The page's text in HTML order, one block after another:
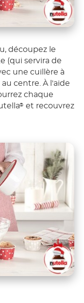
découpez le
(qui servira de
une cuillère à
centre. À l'aide
chaque
® et recouvrez